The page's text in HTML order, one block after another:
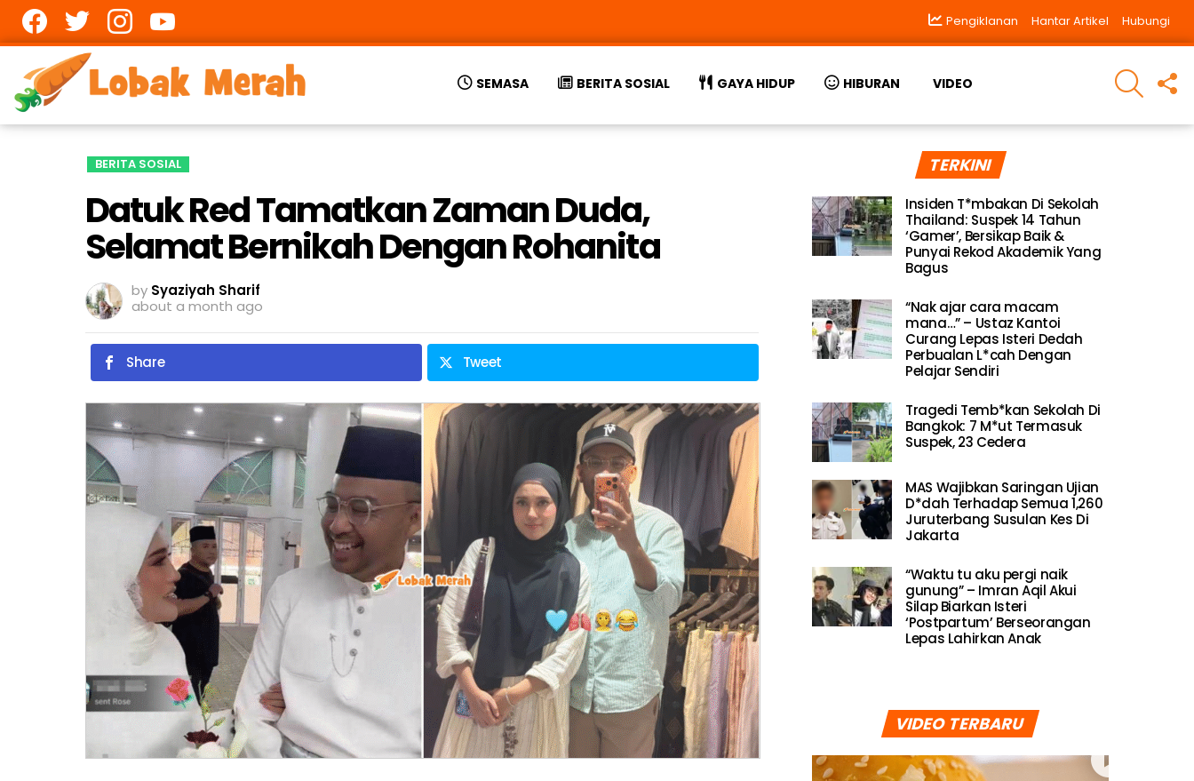
Pengiklanan Hantar Artikel Hubungi
SEMASA BERITA SOSIAL GAYA HIDUP HIBURAN VIDEO
SEARCH
BERITA SOSIAL
Datuk Red Tamatkan Zaman Duda,
Selamat Bernikah Dengan Rohanita
by Syaziyah Sharif
about a month ago
Share Tweet
TERKINI
Insiden T*mbakan Di Sekolah
Thailand: Suspek 14 Tahun
‘Gamer’, Bersikap Baik &
Punyai Rekod Akademik Yang
Bagus
“Nak ajar cara macam
mana…” – Ustaz Kantoi
Curang Lepas Isteri Dedah
Perbualan L*cah Dengan
Pelajar Sendiri
Tragedi Temb*kan Sekolah Di
Bangkok: 7 M*ut Termasuk
Suspek, 23 Cedera
MAS Wajibkan Saringan Ujian
D*dah Terhadap Semua 1,260
Juruterbang Susulan Kes Di
Jakarta
“Waktu tu aku pergi naik
gunung” – Imran Aqil Akui
Silap Biarkan Isteri
‘Postpartum’ Berseorangan
Lepas Lahirkan Anak
VIDEO TERBARU